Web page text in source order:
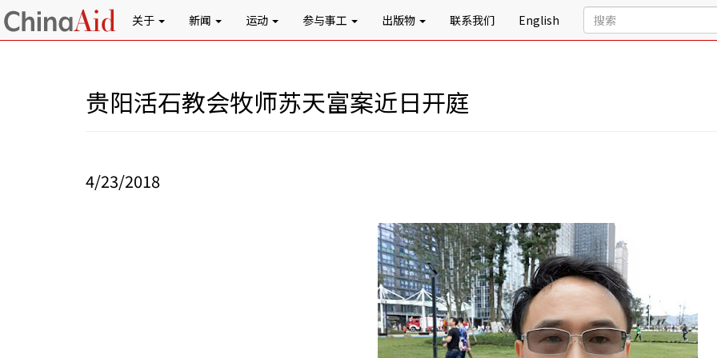
关于 新闻 运动 参与事工 出版物 联系我们 English
贵阳活石教会牧师苏天富案近日开庭
4/23/2018